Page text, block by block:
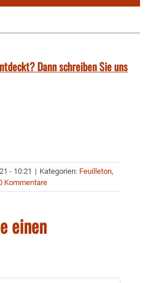
Dann schreiben Sie uns
- 10:21 | Kategorien: Feuilleton,
Kommentare
einen